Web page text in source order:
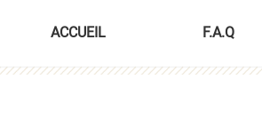
ACCUEIL F.A.Q